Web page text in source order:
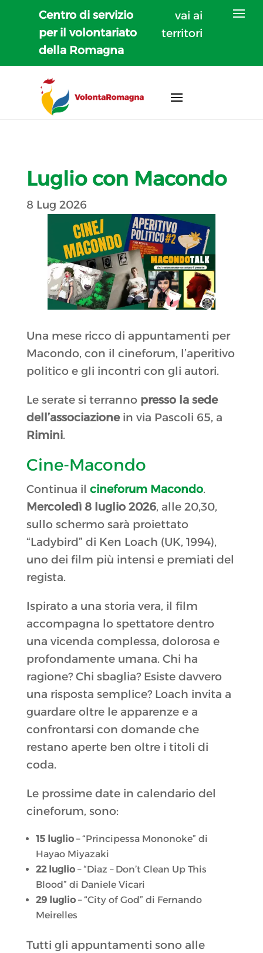
Centro di servizio
per il volontariato
della Romagna
vai ai
territori
Luglio con Macondo
8 Lug 2026
Una mese ricco di appuntamenti per
Macondo, con il cineforum, l’aperitivo
politico e gli incontri con gli autori.
Le serate si terranno presso la sede
dell’associazionein via Pascoli 65, a
Rimini.
Cine-Macondo
Continua il cineforum Macondo.
Mercoledì 8 luglio 2026, alle 20,30,
sullo schermo sarà proiettato
“Ladybird” di Ken Loach (UK, 1994),
uno dei film più intensi e premiati del
regista.
Ispirato a una storia vera, il film
accompagna lo spettatore dentro
una vicenda complessa, dolorosa e
profondamente umana. Chi ha
ragione? Chi sbaglia? Esiste davvero
una risposta semplice? Loach invita a
guardare oltre le apparenze e a
confrontarsi con domande che
restano aperte ben oltre i titoli di
coda.
Le prossime date in calendario del
cineforum, sono:
15 luglio– “Principessa Mononoke” di
Hayao Miyazaki
22 luglio– “Diaz – Don’t Clean Up This
Blood” di Daniele Vicari
29 luglio– “City of God” di Fernando
Meirelles
Tutti gli appuntamenti sono alle